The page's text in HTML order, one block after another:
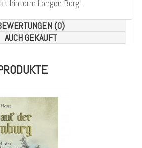
hinterm Langen Berg“.
(0)
AUCH GEKAUFT